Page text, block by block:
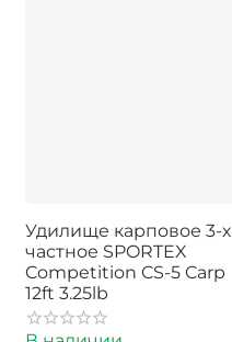
Удилище карповое 3-х
частное SPORTEX
Competition CS-5 Carp
12ft 3.25lb